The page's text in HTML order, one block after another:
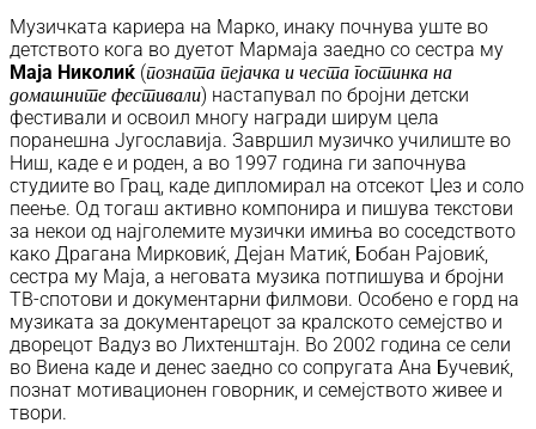
Музичката кариера на Марко, инаку почнува уште во
детството кога во дуетот Мармаја заедно со сестра му
Маја Николиќ (позната пејачка и честа гостинка на
домашните фестивали) настапувал по бројни детски
фестивали и освоил многу награди ширум цела
поранешна Југославија. Завршил музичко училиште во
Ниш, каде е и роден, а во 1997 година ги започнува
студиите во Грац, каде дипломирал на отсекот Џез и соло
пеење. Од тогаш активно компонира и пишува текстови
за некои од најголемите музички имиња во соседството
како Драгана Мирковиќ, Дејан Матиќ, Бобан Рајовиќ,
сестра му Маја, а неговата музика потпишува и бројни
ТВ-спотови и документарни филмови. Особено е горд на
музиката за документарецот за кралското семејство и
дворецот Вадуз во Лихтенштајн. Во 2002 година се сели
во Виена каде и денес заедно со сопругата Ана Бучевиќ,
познат мотивационен говорник, и семејството живее и
твори.